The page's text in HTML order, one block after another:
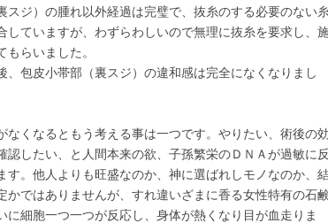
スジ）の腫れ以外経過は完璧で、抜糸のする必要のない糸
していますが、わずらわしいので無理に抜糸を要求し、
もらいました。
、包皮小帯部（裏スジ）の違和感は完全になくなりまし
なくなるともう考える事は一つです。やりたい、術後の効
認したい、と人間本来の欲、子孫繁栄のＤＮＡが過敏に反
す。他人よりも旺盛なのか、神に選ばれしモノなのか、
かではありませんが、すれ違いざまに香る女性特有の石鹸
に細胞一つ一つが反応し、身体が熱くなり目が血走りま